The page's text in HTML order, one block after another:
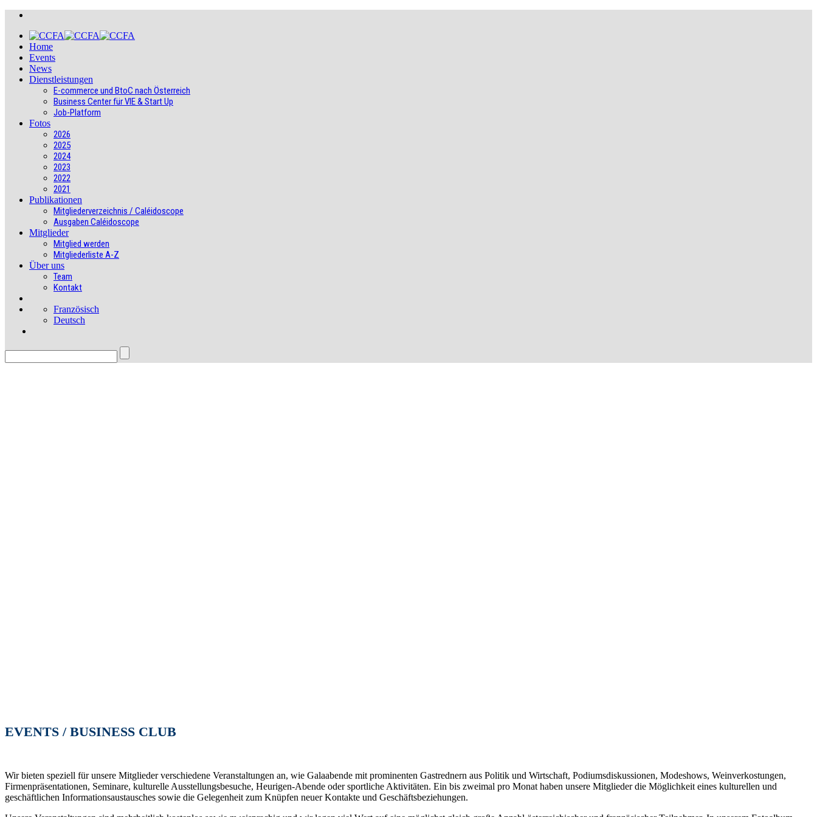
Home
Events
News
Dienstleistungen
E-commerce und BtoC nach Österreich
Business Center für VIE & Start Up
Job-Platform
Fotos
2026
2025
2024
2023
2022
2021
Publikationen
Mitgliederverzeichnis / Caléidoscope
Ausgaben Caléidoscope
Mitglieder
Mitglied werden
Mitgliederliste A-Z
Über uns
Team
Kontakt
Französisch
Deutsch
EVENTS / BUSINESS CLUB
Wir bieten speziell für unsere Mitglieder verschiedene Veranstaltungen an, wie Galaabende mit prominenten Gastrednern aus Politik und Wirtschaft, Podiumsdiskussionen, Modeshows, Weinverkostungen,
Firmenpräsentationen, Seminare, kulturelle Ausstellungsbesuche, Heurigen-Abende oder sportliche Aktivitäten. Ein bis zweimal pro Monat haben unsere Mitglieder die Möglichkeit eines kulturellen und
geschäftlichen Informationsaustausches sowie die Gelegenheit zum Knüpfen neuer Kontakte und Geschäftsbeziehungen.